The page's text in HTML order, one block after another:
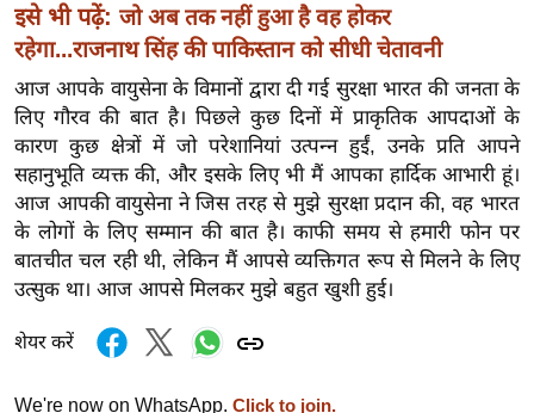
स
मी
क्षा
B
r
e
a
k
i
n
g
e
इसे भी पढ़ें: जो अब तक नहीं हुआ है वह होकर
रहेगा...राजनाथ सिंह की पाकिस्तान को सीधी चेतावनी
आज आपके वायुसेना के विमानों द्वारा दी गई सुरक्षा भारत की जनता के
लिए गौरव की बात है। पिछले कुछ दिनों में प्राकृतिक आपदाओं के
कारण कुछ क्षेत्रों में जो परेशानियां उत्पन्न हुईं, उनके प्रति आपने
सहानुभूति व्यक्त की, और इसके लिए भी मैं आपका हार्दिक आभारी हूं।
आज आपकी वायुसेना ने जिस तरह से मुझे सुरक्षा प्रदान की, वह भारत
के लोगों के लिए सम्मान की बात है। काफी समय से हमारी फोन पर
बातचीत चल रही थी, लेकिन मैं आपसे व्यक्तिगत रूप से मिलने के लिए
उत्सुक था। आज आपसे मिलकर मुझे बहुत खुशी हुई।
शेयर करें
We're now on WhatsApp. Click to join.